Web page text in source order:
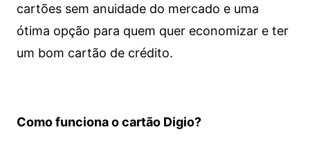
cartões sem anuidade do mercado e uma
ótima opção para quem quer economizar e ter
um bom cartão de crédito.
Como funciona o cartão Digio?